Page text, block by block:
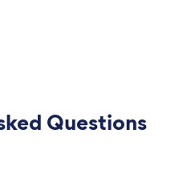
Questions